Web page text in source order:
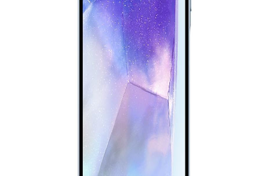
Запчасти для смартфонов
Позняки
г. Киев, ул. Анны Ахматовой, 30
г. Киев, ТЦ LAKE PLAZA, ул. Героев
Дворец "Украина"
г. Киев, ул. Казимира Малевича, 87